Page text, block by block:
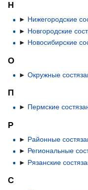
Н
► Нижегородские
► Новгородские
► Новосибирские
О
►Окружные
П
► Пермские
Р
► Районные
► Региональные
► Рязанские
С